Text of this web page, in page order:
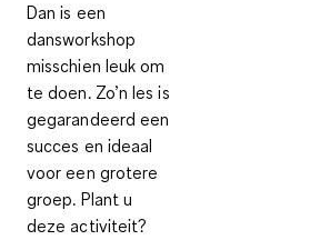
Dan is een
dansworkshop
misschien leuk om
te doen. Zo’n les is
gegarandeerd een
succes en ideaal
voor een grotere
groep. Plant u
deze activiteit?